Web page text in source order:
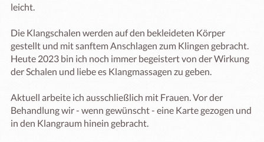
leicht.
Die Klangschalen werden auf den bekleideten Körper
gestellt und mit sanftem Anschlagen zum Klingen gebracht.
Heute 2023 bin ich noch immer begeistert von der Wirkung
der Schalen und liebe es Klangmassagen zu geben.
Aktuell arbeite ich ausschließlich mit Frauen. Vor der
Behandlung wir - wenn gewünscht - eine Karte gezogen und
in den Klangraum hinein gebracht.